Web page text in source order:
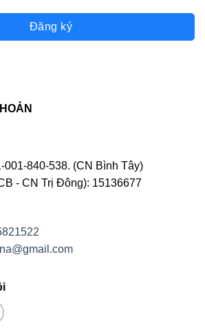
Đăng ký
001-840-538. (CN Bình Tây)
- CN Trị Đông): 15136677